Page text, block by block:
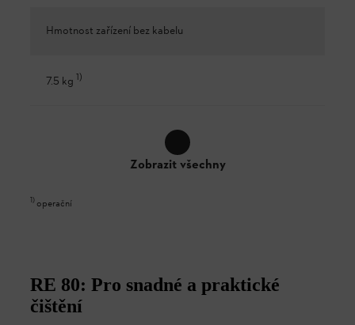
Hmotnost zařízení bez kabelu
7.5 kg 1)
Zobrazit všechny
1) operační
RE 80: Pro snadné a praktické
čištění